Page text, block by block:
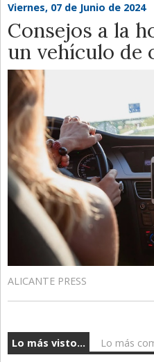
Viernes, 07 de Junio de 2024
Consejos a la
un vehículo de
ALICANTE PRESS
Lo más visto... Lo más